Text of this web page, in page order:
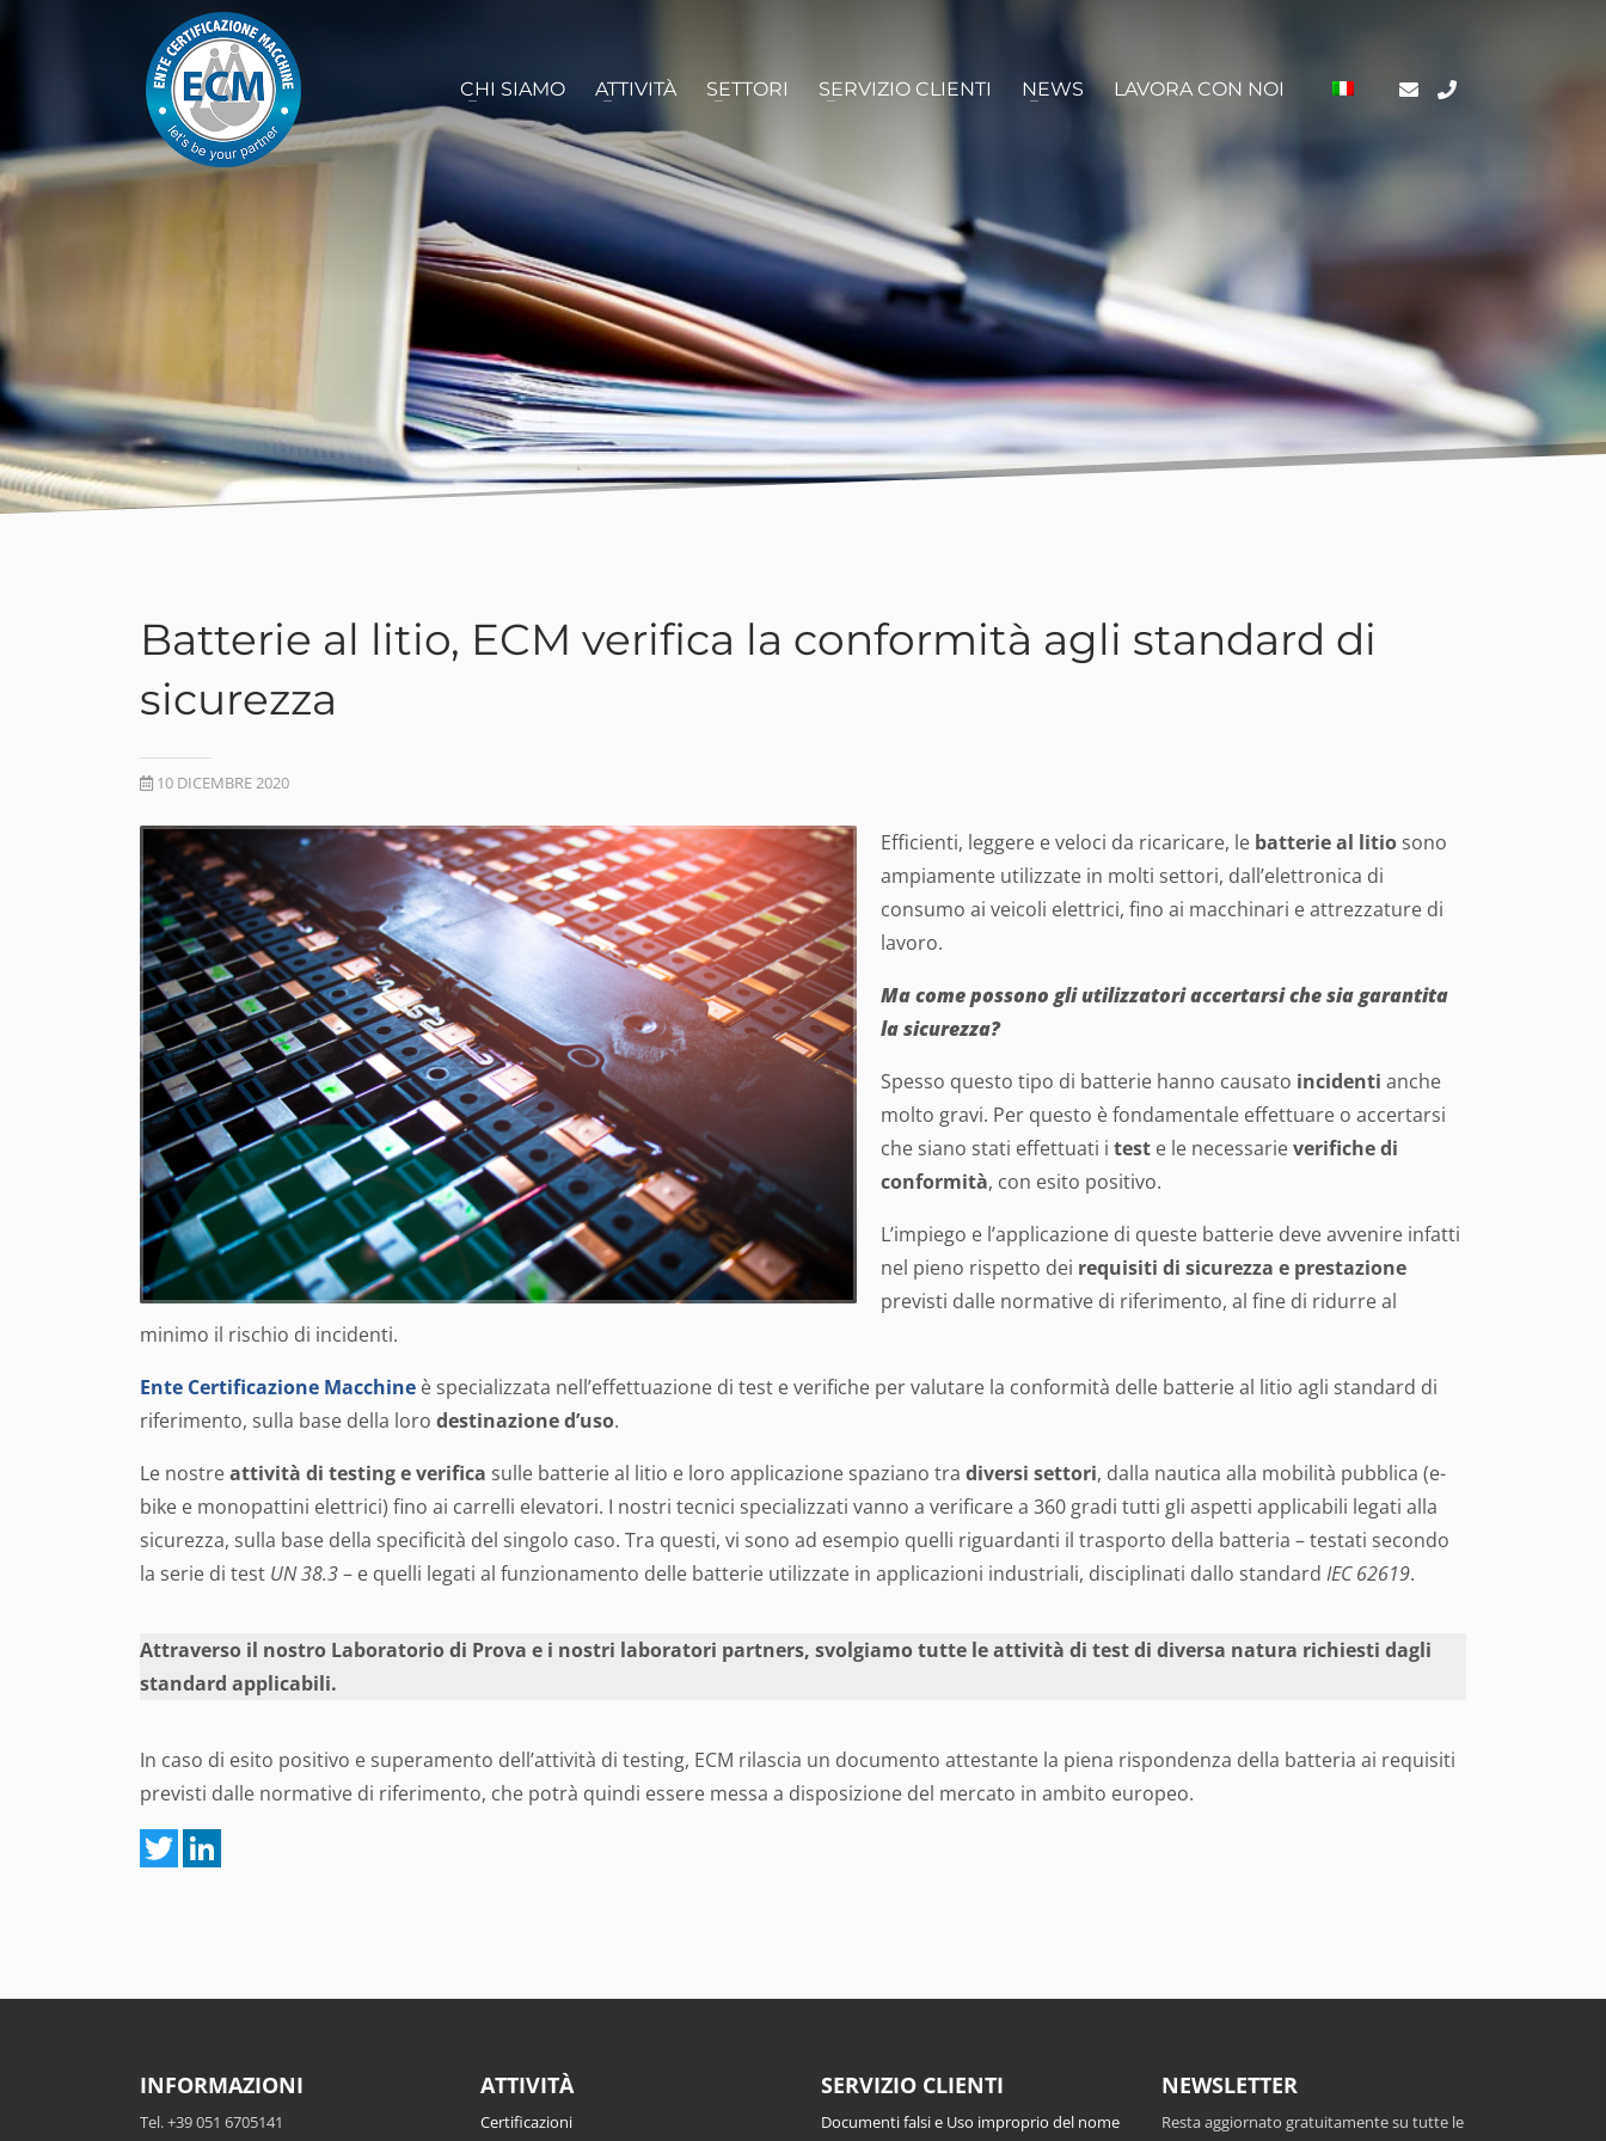
CHI SIAMO ATTIVITÀ SETTORI SERVIZIO CLIENTI NEWS LAVORA CON NOI
Batterie al litio, ECM verifica la conformità agli standard di
sicurezza
10 DICEMBRE 2020
Efficienti, leggere e veloci da ricaricare, le batterie al litio sono
ampiamente utilizzate in molti settori, dall’elettronica di
consumo ai veicoli elettrici, fino ai macchinari e attrezzature di
lavoro.
Ma come possono gli utilizzatori accertarsi che sia garantita
la sicurezza?
Spesso questo tipo di batterie hanno causato incidenti anche
molto gravi. Per questo è fondamentale effettuare o accertarsi
che siano stati effettuati i test e le necessarieverifiche di
conformità, con esito positivo.
L’impiego e l’applicazione di queste batterie deve avvenire infatti
nel pieno rispetto dei requisiti di sicurezza e prestazione
previsti dalle normative di riferimento, al fine di ridurre al
minimo il rischio di incidenti.
Ente Certificazione Macchine è specializzata nell’effettuazione di test e verifiche per valutare la conformità delle batterie al litio agli standard di
riferimento, sulla base della loro destinazione d’uso.
Le nostreattività di testing e verifica sulle batterie al litio e loro applicazione spaziano tra diversi settori, dalla nautica alla mobilità pubblica (e-
bike e monopattini elettrici) fino ai carrelli elevatori. I nostri tecnici specializzati vanno a verificare a 360 gradi tutti gli aspetti applicabili legati alla
sicurezza, sulla base della specificità del singolo caso. Tra questi, vi sono ad esempio quelli riguardanti il trasporto della batteria – testati secondo
la serie di test UN 38.3– e quelli legati al funzionamento delle batterie utilizzate in applicazioni industriali, disciplinati dallo standard IEC 62619.
Attraverso il nostro Laboratorio di Prova e i nostri laboratori partners, svolgiamo tutte le attività di test di diversa natura richiesti dagli
standard applicabili.
In caso di esito positivo e superamento dell’attività di testing, ECM rilascia un documento attestante la piena rispondenza della batteria ai requisiti
previsti dalle normative di riferimento, che potrà quindi essere messa a disposizione del mercato in ambito europeo.
INFORMAZIONI
Tel. +39 051 6705141
ATTIVITÀ
Certificazioni
SERVIZIO CLIENTI
Documenti falsi e Uso improprio del nome
NEWSLETTER
Resta aggiornato gratuitamente su tutte le